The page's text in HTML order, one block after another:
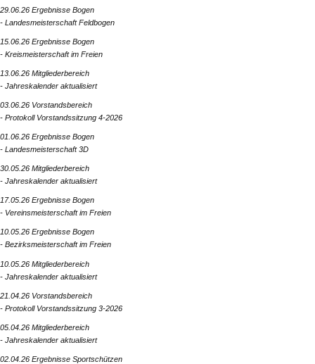
29.06.26 Ergebnisse Bogen
- Landesmeisterschaft Feldbogen
15.06.26 Ergebnisse Bogen
- Kreismeisterschaft im Freien
13.06.26 Mitgliederbereich
- Jahreskalender aktualisiert
03.06.26 Vorstandsbereich
- Protokoll Vorstandssitzung 4-2026
01.06.26 Ergebnisse Bogen
- Landesmeisterschaft 3D
30.05.26 Mitgliederbereich
- Jahreskalender aktualisiert
17.05.26 Ergebnisse Bogen
- Vereinsmeisterschaft im Freien
10.05.26 Ergebnisse Bogen
- Bezirksmeisterschaft im Freien
10.05.26 Mitgliederbereich
- Jahreskalender aktualisiert
21.04.26 Vorstandsbereich
- Protokoll Vorstandssitzung 3-2026
05.04.26 Mitgliederbereich
- Jahreskalender aktualisiert
02.04.26 Ergebnisse Sportschützen